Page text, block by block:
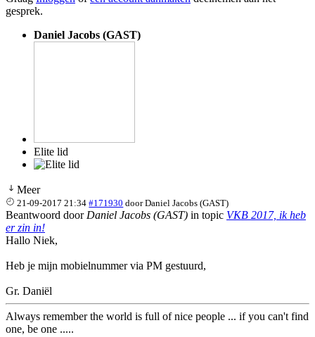
gesprek.
Daniel Jacobs (GAST)
Elite lid
Meer
21-09-2017 21:34 #171930 doorDaniel Jacobs (GAST)
Beantwoord door Daniel Jacobs (GAST) in topic VKB 2017, ik heb
er zin in!
Hallo Niek,
Heb je mijn mobielnummer via PM gestuurd,
Gr. Daniël
Always remember the world is full of nice people ... if you can't find
one, be one .....